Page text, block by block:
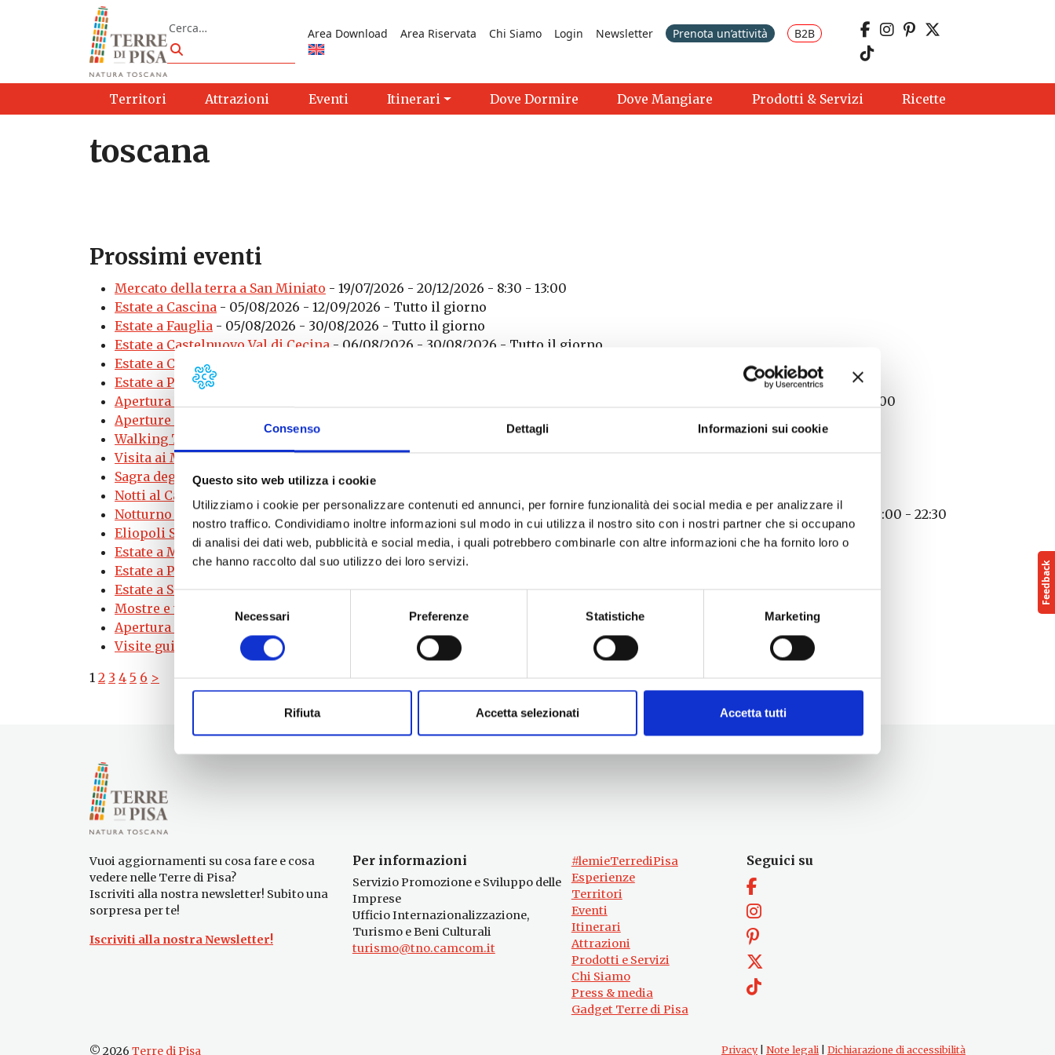
Consenso Dettagli Informazioni sui cookie
Questo sito web utilizza i cookie
Utilizziamo i cookie per personalizzare contenuti ed annunci, per fornire funzionalità dei social media e per analizzare il
nostro traffico. Condividiamo inoltre informazioni sul modo in cui utilizza il nostro sito con i nostri partner che si occupano
di analisi dei dati web, pubblicità e social media, i quali potrebbero combinarle con altre informazioni che ha fornito loro o
che hanno raccolto dal suo utilizzo dei loro servizi.
Selezione
del
consenso
Necessari Preferenze Statistiche Marketing
Rifiuta Accetta selezionati Accetta tutti
Vai al contenuto
Cerca
Cerca
Area Download Area Riservata Chi Siamo Login Newsletter Prenota un’attività B2B
Territori Attrazioni Eventi Itinerari Dove Dormire Dove Mangiare Prodotti & Servizi Ricette
toscana
Prossimi eventi
Mercato della terra a San Miniato - 19/07/2026 - 20/12/2026 - 8:30 - 13:00
Estate a Cascina - 05/08/2026 - 12/09/2026 - Tutto il giorno
Estate a Fauglia - 05/08/2026 - 30/08/2026 - Tutto il giorno
Estate a Castelnuovo Val di Cecina - 06/08/2026 - 30/08/2026 - Tutto il giorno
Estate a Chianni
Estate a Pomarance
Apertura straordinarie in estate dei "musei della chiocciola" a Santa Maria a Monte
- 06/08/2026 - 23/09/2026 - 10:00 - 17:00
Aperture della Piscina termale a Casciana Terme
- 06/08/2026 - 12/09/2026 - 10:00 - 23:45
Walking Tour Volterra, passeggiate guidate nel centro storico
- 06/08/2026 - 31/10/2026 - 12:00 - 19:00
Visita ai Musei di Villa Baciocchi | Capannoli- 06/08/2026 - 30/08/2026 - 15:00 - 19:00
Sagra degli schiaffoni | Campo- 06/08/2026 - 15/08/2026 - 19:00 - 23:30
Notti al Castello dei Vicari di Lari ogni martedì e giovedì di luglio e agosto
Notturno d'Arte: aperture serali estive dei monumenti in Piazza dei Miracoli, incluso Torre- 06/08/2026 - 31/08/2026 - 20:00 - 22:30
Eliopoli Summer- 07/08/2026 - 13/09/2026 - Tutto il giorno
Estate a Montecatini Val di Cecina- 07/08/2026 - 27/09/2026 - Tutto il giorno
Estate a Palaia- 07/08/2026 - 20/09/2026 - Tutto il giorno
Estate a Santa Luce- 07/08/2026 - 28/09/2026 - Tutto il giorno
Mostre e visite guidate al Museo Kienerk | Fauglia - 07/08/2026 - 30/08/2026 - 9:30 - 19:00
Apertura estiva Badia Camaldolese | Volterra
Visite guidate ai Musei Civici di San Miniato
- 07/08/2026 - 30/08/2026 - 10:00 - 18:00
1 2 3 4 5 6 >
Vuoi aggiornamenti su cosa fare e cosa
vedere nelle Terre di Pisa?
Iscriviti alla nostra newsletter! Subito una
sorpresa per te!
Iscriviti alla nostra Newsletter!
Per informazioni
Servizio Promozione e Sviluppo delle
Imprese
Ufficio Internazionalizzazione,
Turismo e Beni Culturali
turismo@tno.camcom.it
#lemieTerrediPisa
Esperienze
Territori
Eventi
Itinerari
Attrazioni
Prodotti e Servizi
Chi Siamo
Press & media
Gadget Terre di Pisa
Seguici su
© 2026 Terre di Pisa Privacy| Note legali Dichiarazione di accessibilità